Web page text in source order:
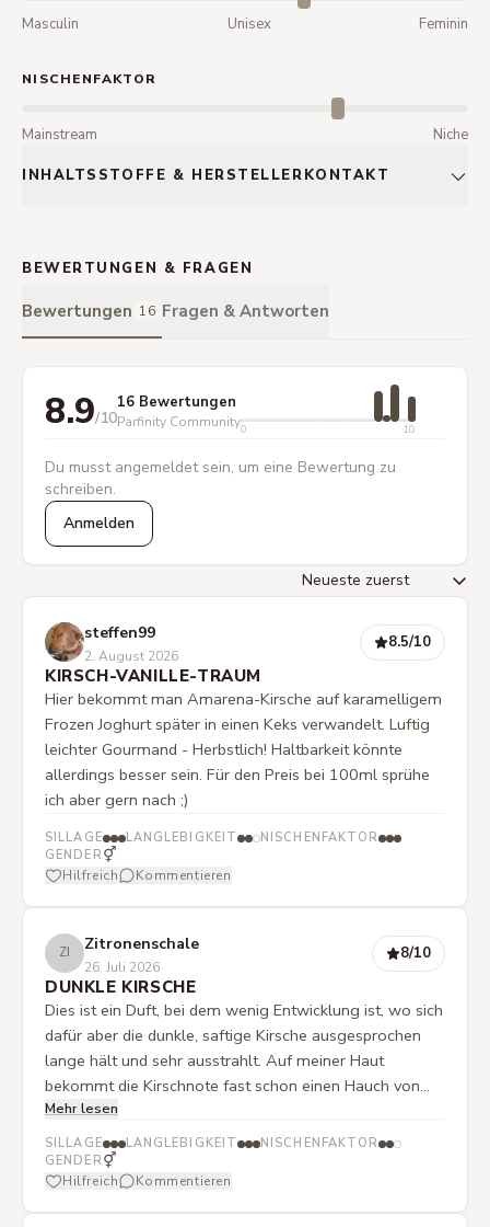
Masculin Unisex Feminin
NISCHENFAKTOR
Mainstream Niche
INHALTSSTOFFE & HERSTELLERKONTAKT
BEWERTUNGEN & FRAGEN
Bewertungen 16 Fragen & Antworten
8.9/10
16 Bewertungen
Parfinity Community0 10
Du musst angemeldet sein, um eine Bewertung zu
schreiben.
Anmelden
steffen99
2. August 2026
8.5/10
KIRSCH-VANILLE-TRAUM
Hier bekommt man Amarena-Kirsche auf karamelligem
Frozen Joghurt später in einen Keks verwandelt. Luftig
leichter Gourmand - Herbstlich! Haltbarkeit könnte
allerdings besser sein. Für den Preis bei 100ml sprühe
ich aber gern nach ;)
SILLAGE LANGLEBIGKEIT
NISCHENFAKTOR
GENDER ⚥
Hilfreich Kommentieren
ZI Zitronenschale
26. Juli 2026
8/10
DUNKLE KIRSCHE
Dies ist ein Duft, bei dem wenig Entwicklung ist, wo sich
dafür aber die dunkle, saftige Kirsche ausgesprochen
lange hält und sehr ausstrahlt. Auf meiner Haut
bekommt die Kirschnote fast schon einen Hauch von
Likör, wodurch ich Duchessa und Indecent Cherry
tatsächlich etwas mehr mag, aber es ist ein
ausgesprochen guter Kirschduft.
Mehr lesen
SILLAGE LANGLEBIGKEIT
NISCHENFAKTOR
GENDER ⚥
Hilfreich Kommentieren